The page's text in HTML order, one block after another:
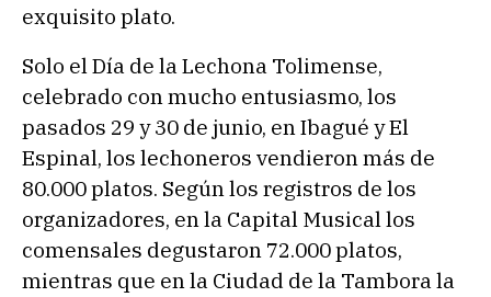
exquisito plato.
Solo el Día de la Lechona Tolimense,
celebrado con mucho entusiasmo, los
pasados 29 y 30 de junio, en Ibagué y El
Espinal, los lechoneros vendieron más de
80.000 platos. Según los registros de los
organizadores, en la Capital Musical los
comensales degustaron 72.000 platos,
mientras que en la Ciudad de la Tambora la